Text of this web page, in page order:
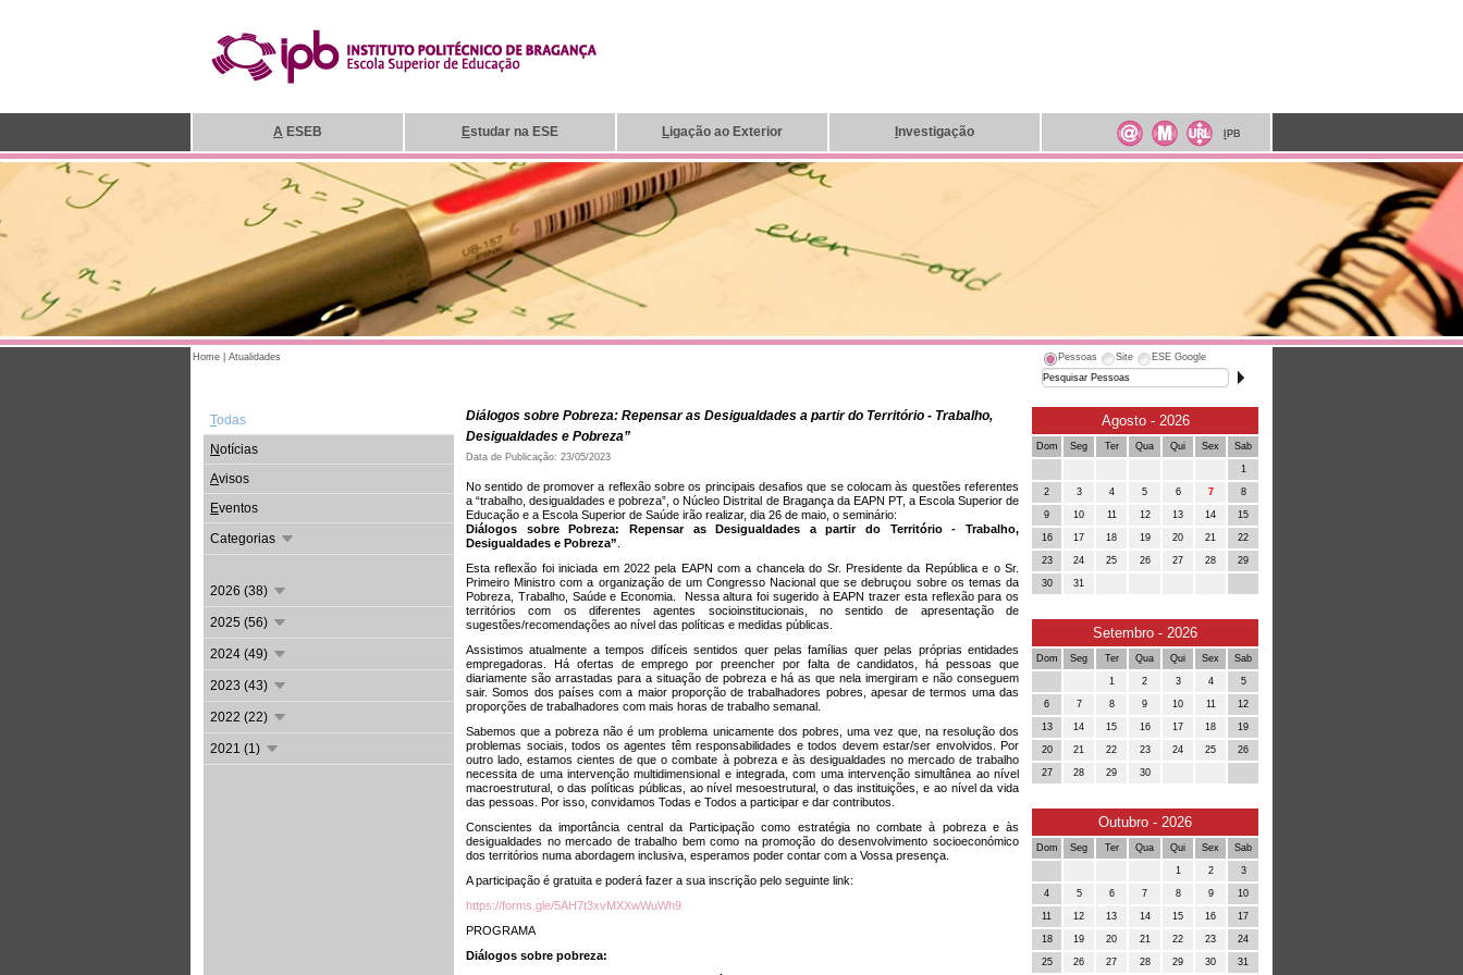
A ESEB Estudar na ESE Ligação ao Exterior nvestigação PB
Home Atualidades Pessoas Site ESE Google
Todas
Notícias
Avisos
Eventos
Categorias
2026 (38)
2025 (56)
2024 (49)
2023 (43)
2022 (22)
2021 (1)
Diálogos sobre Pobreza: Repensar as Desigualdades a partir do Território - Trabalho,
Desigualdades e Pobreza”
Data de Publicação: 23/05/2023
No sentido de promover a reflexão sobre os principais desafios que se colocam às questões referentes
a “trabalho, desigualdades e pobreza”, o Núcleo Distrital de Bragança da EAPN PT, a Escola Superior de
Educação e a Escola Superior de Saúde irão realizar, dia 26 de maio, o seminário:
Diálogos sobre Pobreza: Repensar as Desigualdades a partir do Território - Trabalho,
Desigualdades e Pobreza”
Esta reflexão foi iniciada em 2022 pela EAPN com a chancela do Sr. Presidente da República e o Sr.
Primeiro Ministro com a organização de um Congresso Nacional que se debruçou sobre os temas da
Pobreza, Trabalho, Saúde e Economia. Nessa altura foi sugerido à EAPN trazer esta reflexão para os
territórios com os diferentes agentes socioinstitucionais, no sentido de apresentação de
sugestões/recomendações ao nível das políticas e medidas públicas.
Assistimos atualmente a tempos difíceis sentidos quer pelas famílias quer pelas próprias entidades
empregadoras. Há ofertas de emprego por preencher por falta de candidatos, há pessoas que
diariamente são arrastadas para a situação de pobreza e há as que nela imergiram e não conseguem
sair. Somos dos países com a maior proporção de trabalhadores pobres, apesar de termos uma das
proporções de trabalhadores com mais horas de trabalho semanal.
Sabemos que a pobreza não é um problema unicamente dos pobres, uma vez que, na resolução dos
problemas sociais, todos os agentes têm responsabilidades e todos devem estar/ser envolvidos. Por
outro lado, estamos cientes de que o combate à pobreza e às desigualdades no mercado de trabalho
necessita de uma intervenção multidimensional e integrada, com uma intervenção simultânea ao nível
macroestrutural, o das políticas públicas, ao nível mesoestrutural, o das instituições, e ao nível da vida
das pessoas. Por isso, convidamos Todas e Todos a participar e dar contributos.
Conscientes da importância central da Participação como estratégia no combate à pobreza e às
desigualdades no mercado de trabalho bem como na promoção do desenvolvimento socioeconómico
dos territórios numa abordagem inclusiva, esperamos poder contar com a Vossa presença.
A participação é gratuita e poderá fazer a sua inscrição pelo seguinte link:
https://forms.gle/5AH7t3xvMXXwWuWh9
PROGRAMA
Diálogos sobre pobreza:
Agosto - 2026
Dom Seg Ter Qua Qui Sex Sab
1
2 3 4 5 6 7 8
9 10 11 12 13 14 15
16 17 18 19 20 21 22
23 24 25 26 27 28 29
30 31
Setembro - 2026
Dom Seg Ter Qua Qui Sex Sab
1 2 3 4 5
6 7 8 9 10 11 12
13 14 15 16 17 18 19
20 21 22 23 24 25 26
27 28 29 30
Outubro - 2026
Dom Seg Ter Qua Qui Sex Sab
1 2 3
4 5 6 7 8 9 10
11 12 13 14 15 16 17
18 19 20 21 22 23 24
25 26 27 28 29 30 31